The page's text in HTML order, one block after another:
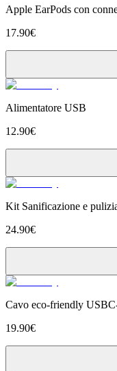
Apple EarPods con
17.90€
Alimentatore USB
12.90€
Kit Sanificazione e
24.90€
Cavo eco-friendly
19.90€